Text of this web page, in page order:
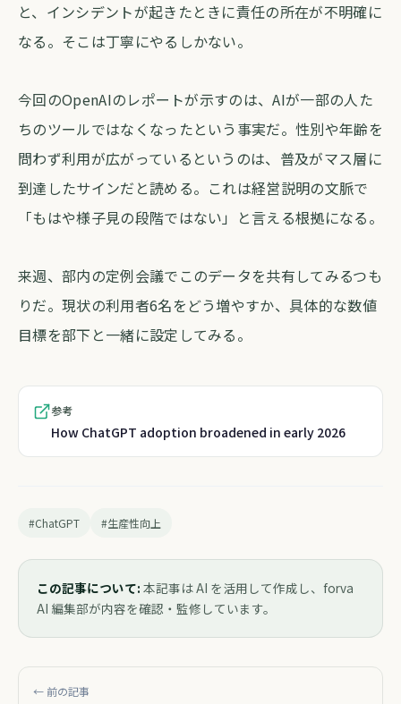
と、インシデントが起きたときに責任の所在が不明確に
なる。そこは丁寧にやるしかない。
今回のOpenAIのレポートが示すのは、AIが一部の人た
ちのツールではなくなったという事実だ。性別や年齢を
問わず利用が広がっているというのは、普及がマス層に
到達したサインだと読める。これは経営説明の文脈で
「もはや様子見の段階ではない」と言える根拠になる。
来週、部内の定例会議でこのデータを共有してみるつも
りだ。現状の利用者6名をどう増やすか、具体的な数値
目標を部下と一緒に設定してみる。
参考
How ChatGPT adoption broadened in early 2026
#ChatGPT #生産性向上
この記事について: 本記事は AI を活用して作成し、forva
AI 編集部が内容を確認・監修しています。
← 前の記事